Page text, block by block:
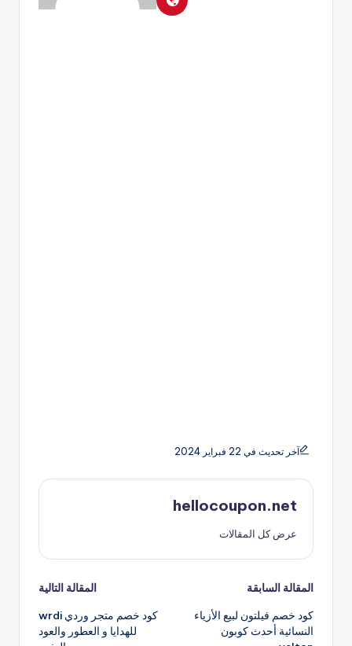
آخر تحديث في 22 فبراير 2024
hellocoupon.net
عرض كل المقالات
تصفّح
المقالات
المقالة السابقة
كود خصم فيلتون لبيع الأزياء
النسائية أحدث كوبون
المقالة التالية
كود خصم متجر وردي wrdi
للهدايا و العطور والعود